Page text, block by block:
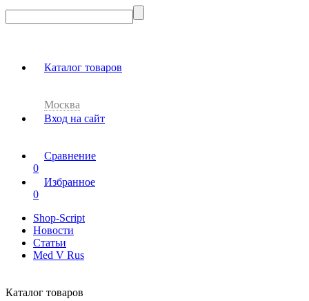
Каталог товаров
Москва
Вход на сайт
Сравнение
0
Избранное
0
Shop-Script
Новости
Статьи
Med V Rus
Каталог товаров